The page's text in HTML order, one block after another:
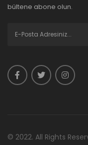
bültene abone olun.
© 2022. All Rights